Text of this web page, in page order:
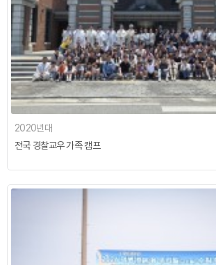
2020년대
전국 경찰교우 가족 캠프